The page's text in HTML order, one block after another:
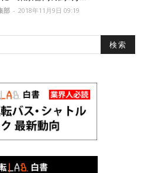
部 - 2018年11月9日 09:19